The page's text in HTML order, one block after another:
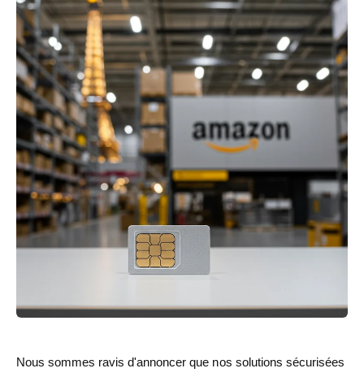
Nous sommes ravis d'annoncer que nos solutions sécurisées